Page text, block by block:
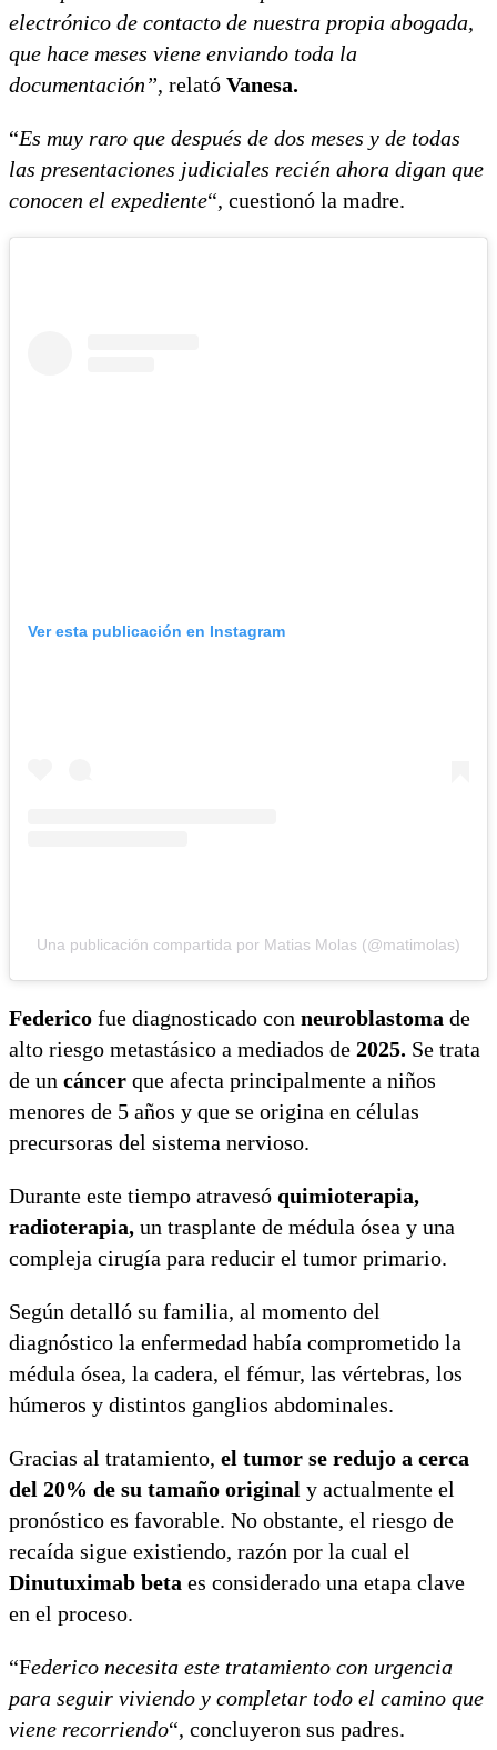
electrónico de contacto de nuestra propia abogada,
que hace meses viene enviando toda la
documentación”, relató Vanesa.
“Es muy raro que después de dos meses y de todas
las presentaciones judiciales recién ahora digan que
conocen el expediente“, cuestionó la madre.
Ver esta publicación en Instagram
Una publicación compartida por Matias Molas (@matimolas)
Federico fue diagnosticado con neuroblastoma de
alto riesgo metastásico a mediados de 2025. Se trata
de un cáncer que afecta principalmente a niños
menores de 5 años y que se origina en células
precursoras del sistema nervioso.
Durante este tiempo atravesó quimioterapia,
radioterapia, un trasplante de médula ósea y una
compleja cirugía para reducir el tumor primario.
Según detalló su familia, al momento del
diagnóstico la enfermedad había comprometido la
médula ósea, la cadera, el fémur, las vértebras, los
húmeros y distintos ganglios abdominales.
Gracias al tratamiento, el tumor se redujo a cerca
del 20% de su tamaño original y actualmente el
pronóstico es favorable. No obstante, el riesgo de
recaída sigue existiendo, razón por la cual el
Dinutuximab beta es considerado una etapa clave
en el proceso.
“Federico necesita este tratamiento con urgencia
para seguir viviendo y completar todo el camino que
viene recorriendo“, concluyeron sus padres.